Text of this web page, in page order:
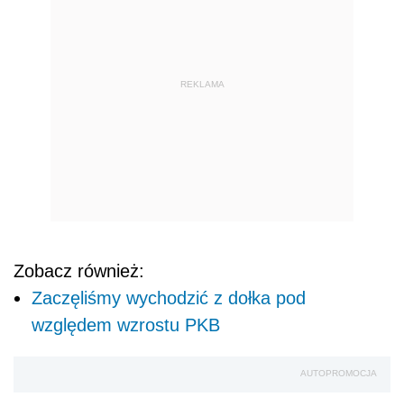
REKLAMA
Zobacz również:
Zaczęliśmy wychodzić z dołka pod
względem wzrostu PKB
AUTOPROMOCJA